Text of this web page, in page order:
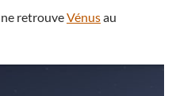
retrouveVénusau